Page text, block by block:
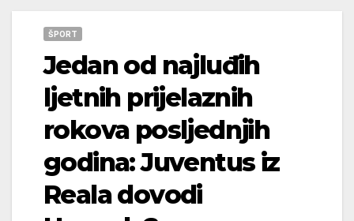
ŠPORT
Jedan od najluđih
ljetnih prijelaznih
rokova posljednjih
godina: Juventus iz
Reala dovodi